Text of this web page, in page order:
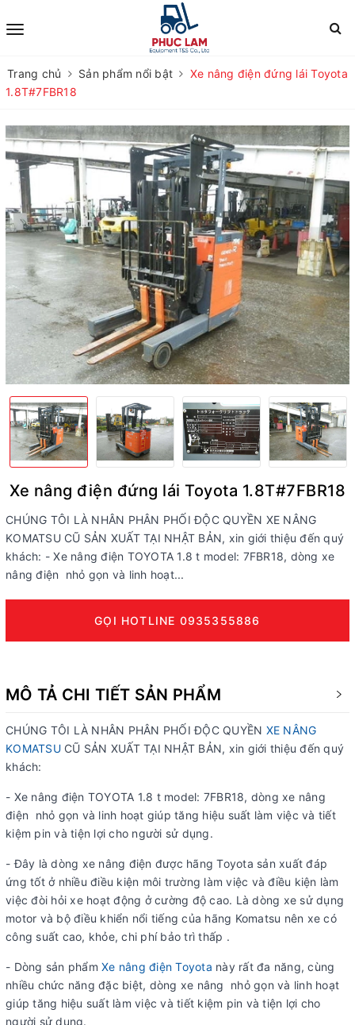
Trang chủ Sản phẩm nổi bật
Xe nâng điện đứng lái Toyota
1.8T#7FBR18
Xe nâng điện đứng lái Toyota 1.8T#7FBR18
CHÚNG TÔI LÀ NHÂN PHÂN PHỐI ĐỘC QUYỀN XE NÂNG
KOMATSU CŨ SẢN XUẤT TẠI NHẬT BẢN, xin giới thiệu đến quý
khách: - Xe nâng điện TOYOTA 1.8 t model: 7FBR18, dòng xe
nâng điện nhỏ gọn và linh hoạt...
GỌI HOTLINE 0935355886
MÔ TẢ CHI TIẾT SẢN PHẨM
CHÚNG TÔI LÀ NHÂN PHÂN PHỐI ĐỘC QUYỀN XE NÂNG
KOMATSU CŨ SẢN XUẤT TẠI NHẬT BẢN, xin giới thiệu đến quý
khách:
- Xe nâng điện TOYOTA 1.8 t model: 7FBR18, dòng xe nâng
điện nhỏ gọn và linh hoạt giúp tăng hiệu suất làm việc và tiết
kiệm pin và tiện lợi cho người sử dụng.
- Đây là dòng xe nâng điện được hãng Toyota sản xuất đáp
ứng tốt ở nhiều điều kiện môi trường làm việc và điều kiện làm
việc đòi hỏi xe hoạt động ở cường độ cao. Là dòng xe sử dụng
motor và bộ điều khiển nổi tiếng của hãng Komatsu nên xe có
công suất cao, khỏe, chi phí bảo trì thấp .
- Dòng sản phẩm Xe nâng điện Toyota này rất đa năng, cùng
nhiều chức năng đặc biệt, dòng xe nâng nhỏ gọn và linh hoạt
giúp tăng hiệu suất làm việc và tiết kiệm pin và tiện lợi cho
người sử dụng.